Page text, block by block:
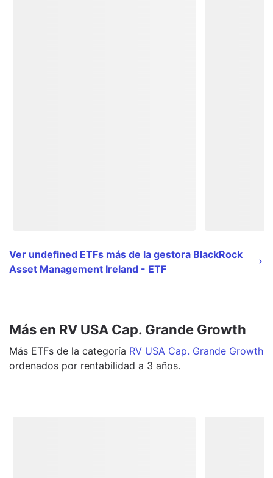
Ver undefined ETFs más de la gestora BlackRock
Asset Management Ireland - ETF
Más en RV USA Cap. Grande Growth
Más ETFs de la categoría RV USA Cap. Grande Growth
ordenados por rentabilidad a 3 años.